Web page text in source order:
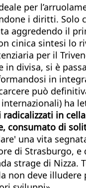
per
i diritti. Solo
aggredendo il
cinica sintesi lo
per il
divisa, si è
in
può
ha
in
di
una vita
di Strasburgo, e
strage di
deve